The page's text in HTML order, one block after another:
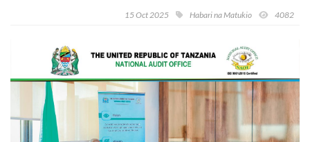
15 Oct 2025 Habari na Matukio 4082